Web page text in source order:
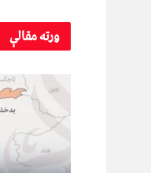
ورتهمقالې